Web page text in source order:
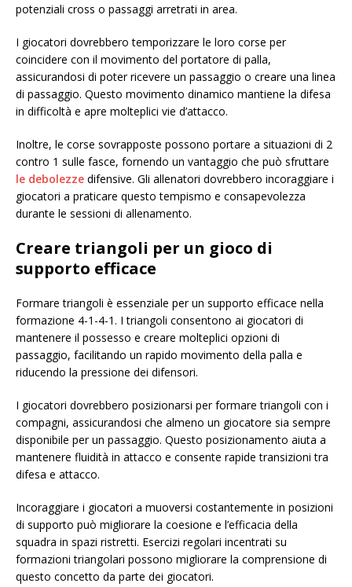
potenziali cross o passaggi arretrati in area.
I giocatori dovrebbero temporizzare le loro corse per
coincidere con il movimento del portatore di palla,
assicurandosi di poter ricevere un passaggio o creare una linea
di passaggio. Questo movimento dinamico mantiene la difesa
in difficoltà e apre molteplici vie d’attacco.
Inoltre, le corse sovrapposte possono portare a situazioni di 2
contro 1 sulle fasce, fornendo un vantaggio che può sfruttare
le debolezze difensive. Gli allenatori dovrebbero incoraggiare i
giocatori a praticare questo tempismo e consapevolezza
durante le sessioni di allenamento.
Creare triangoli per un gioco di
supporto efficace
Formare triangoli è essenziale per un supporto efficace nella
formazione 4-1-4-1. I triangoli consentono ai giocatori di
mantenere il possesso e creare molteplici opzioni di
passaggio, facilitando un rapido movimento della palla e
riducendo la pressione dei difensori.
I giocatori dovrebbero posizionarsi per formare triangoli con i
compagni, assicurandosi che almeno un giocatore sia sempre
disponibile per un passaggio. Questo posizionamento aiuta a
mantenere fluidità in attacco e consente rapide transizioni tra
difesa e attacco.
Incoraggiare i giocatori a muoversi costantemente in posizioni
di supporto può migliorare la coesione e l’efficacia della
squadra in spazi ristretti. Esercizi regolari incentrati su
formazioni triangolari possono migliorare la comprensione di
questo concetto da parte dei giocatori.